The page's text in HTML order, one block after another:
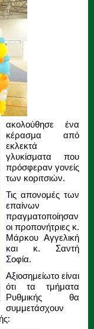
ακολούθησε ένα
κέρασμα από
εκλεκτά
γλυκίσματα που
πρόσφεραν γονείς
των κοριτσιών.
Τις απονομές των
επαίνων
πραγματοποίησαν
οι προπονήτριες κ.
Μάρκου Αγγελική
και κ. Σαντή
Σοφία.
Αξιοσημείωτο είναι
ότι τα τμήματα
Ρυθμικής θα
συμμετάσχουν